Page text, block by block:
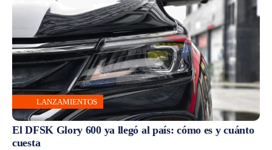
LANZAMIENTOS
El DFSK Glory 600 ya llegó al país: cómo es y cuánto
cuesta